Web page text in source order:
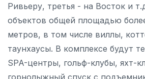
Ривьеру, третья - на Восток и
объектов общей площадью
метров, в том числе виллы,
таунхаусы. В комплексе будут
SPA-центры, гольф-клубы, яхт-
горнолыжный спуск с